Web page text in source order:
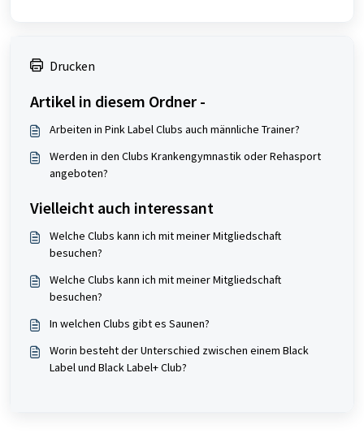
Drucken
Artikel in diesem Ordner -
Arbeiten in Pink Label Clubs auch männliche Trainer?
Werden in den Clubs Krankengymnastik oder Rehasport
angeboten?
Vielleicht auch interessant
Welche Clubs kann ich mit meiner Mitgliedschaft
besuchen?
Welche Clubs kann ich mit meiner Mitgliedschaft
besuchen?
In welchen Clubs gibt es Saunen?
Worin besteht der Unterschied zwischen einem Black
Label und Black Label+ Club?